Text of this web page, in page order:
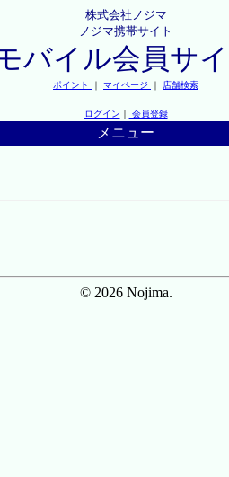
株式会社ノジマ
ノジマ携帯サイト
バイル会員サ
ポイント ｜ マイページ ｜ 店舗検索
ログイン ｜ 会員登録
メニュー
© 2026 Nojima.